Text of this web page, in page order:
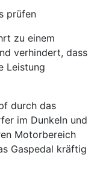
prüfen
zu einem
verhindert, dass
Leistung
durch das
im Dunkeln und
Motorbereich
Gaspedal kräftig